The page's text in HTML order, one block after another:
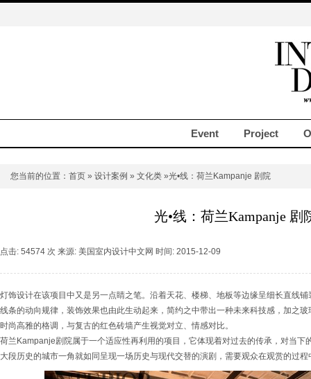
Event Project
您当前的位置： 首页 » 设计案例 » 文化类 »光•线：荷兰Kampanje 剧院
光•线：荷兰Kampanje 剧
点击: 54574 次 来源: 美国室内设计中文网 时间: 2015-12-09
灯饰设计在该项目中又是另一点睛之笔。沿着天花、楼梯、地板等边缘呈细长直线
线条的动向规律，装饰效果也由此生动起来，简约之中带出一种未来科技感，加之
时尚高雅的格调，与复古的红色砖墙产生视觉对立、情感对比。
荷兰Kampanje剧院属于一个适应性再利用的项目，它体现着对过去的传承，对当下
大段历史的城市一角就如同呈现一场历史与现代交替的演剧，需要观众在观赏的过